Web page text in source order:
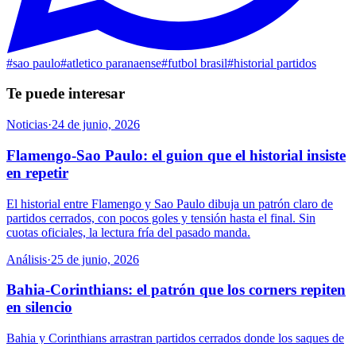
#sao paulo#atletico paranaense#futbol brasil#historial partidos
Te puede interesar
Noticias·24 de junio, 2026
Flamengo-Sao Paulo: el guion que el historial insiste
en repetir
El historial entre Flamengo y Sao Paulo dibuja un patrón claro de
partidos cerrados, con pocos goles y tensión hasta el final. Sin
cuotas oficiales, la lectura fría del pasado manda.
Análisis·25 de junio, 2026
Bahia-Corinthians: el patrón que los corners repiten
en silencio
Bahia y Corinthians arrastran partidos cerrados donde los saques de